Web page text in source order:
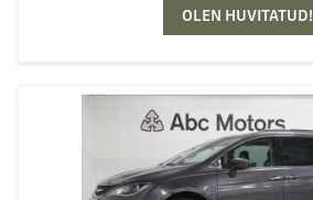
OLEN HUVITATUD!